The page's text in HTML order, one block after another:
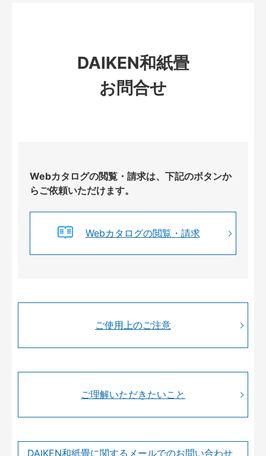
DAIKEN和紙畳
お問合せ
Webカタログの閲覧・請求は、下記のボタンか
らご依頼いただけます。
Webカタログの閲覧・請求
ご使用上のご注意
ご理解いただきたいこと
DAIKEN和紙畳に関するメールでのお問い合わせ